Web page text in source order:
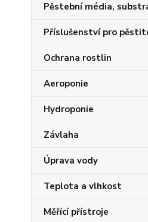
Pěstební média,
Příslušenství pro
Ochrana rostlin
Aeroponie
Hydroponie
Závlaha
Úprava vody
Teplota a vlhkost
Měřící přístroje